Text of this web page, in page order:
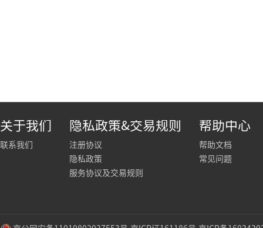
关于我们
联系我们
隐私政策&交易规则
注册协议
隐私政策
服务协议及交易规则
帮助中心
帮助文档
常见问题